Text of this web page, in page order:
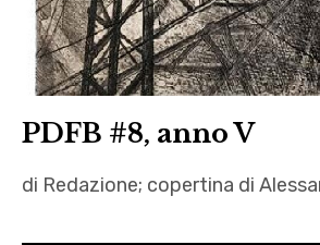
PDFB #8, anno V
di Redazione; copertina di